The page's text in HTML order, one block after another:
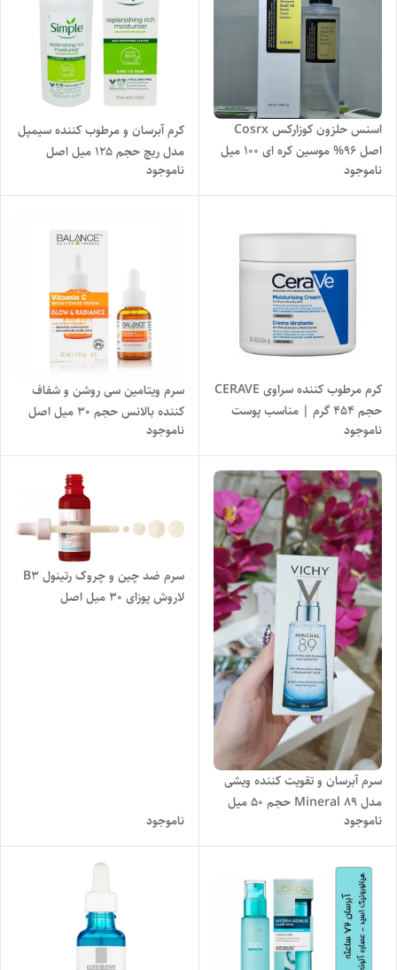
اسنس حلزون کوزارکس Cosrx
اصل 96% موسین کره ای 100 میل
اصل
ناموجود
کرم آبرسان و مرطوب کننده سیمپل
مدل ریچ حجم 125 میل اصل
ناموجود
کرم مرطوب کننده سراوی CERAVE
حجم 454 گرم | مناسب پوست
خشک و بسیار خشک
ناموجود
سرم ویتامین سی روشن و شفاف
کننده بالانس حجم 30 میل اصل
ناموجود
سرم آبرسان و تقویت کننده ویشی
مدل Mineral 89 حجم 50 میل
اصل
ناموجود
سرم ضد چین و چروک رتینول B3
لاروش پوزای 30 میل اصل
ناموجود